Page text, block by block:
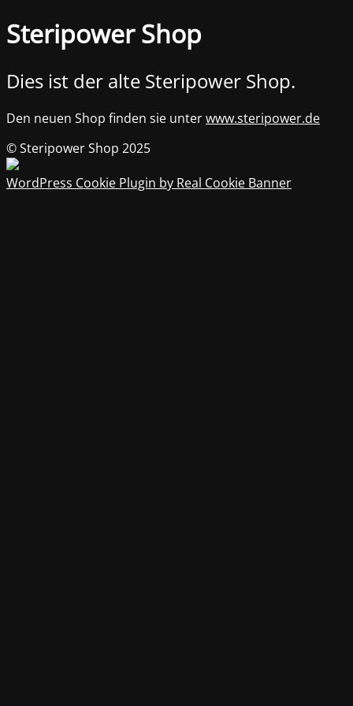
Steripower Shop
Dies ist der alte Steripower Shop.
Den neuen Shop finden sie unterwww.steripower.de
© Steripower Shop 2025
WordPress Cookie Plugin by Real Cookie Banner